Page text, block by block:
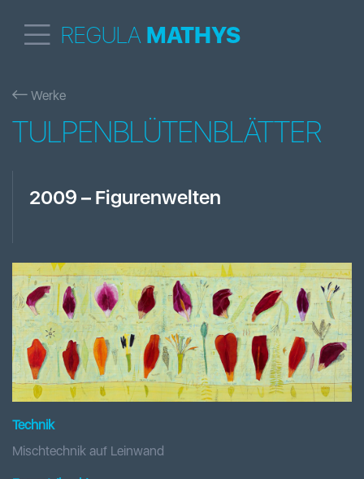
REGULA MATHYS
Werke
TULPENBLÜTENBLÄTTER
2009 – Figurenwelten
Technik
Mischtechnik auf Leinwand